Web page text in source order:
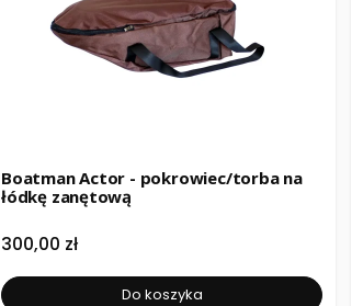
Boatman Actor - pokrowiec/torba na
łódkę zanętową
Cena
300,00 zł
Do koszyka